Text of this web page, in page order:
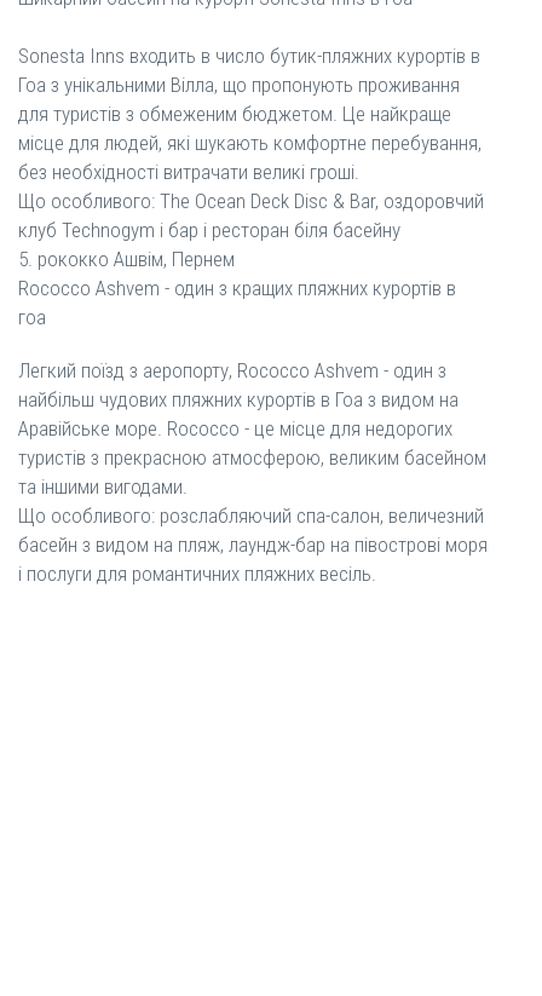
Sonesta Inns входить в число бутик-пляжних курортів в
Гоа з унікальними Вілла, що пропонують проживання
для туристів з обмеженим бюджетом. Це найкраще
місце для людей, які шукають комфортне перебування,
без необхідності витрачати великі гроші.
Що особливого: The Ocean Deck Disc & Bar, оздоровчий
клуб Technogym і бар і ресторан біля басейну
5. рококко Ашвім, Пернем
Rococco Ashvem - один з кращих пляжних курортів в
гоа
Легкий поїзд з аеропорту, Rococco Ashvem - один з
найбільш чудових пляжних курортів в Гоа з видом на
Аравійське море. Rococco - це місце для недорогих
туристів з прекрасною атмосферою, великим басейном
та іншими вигодами.
Що особливого: розслабляючий спа-салон, величезний
басейн з видом на пляж, лаундж-бар на півострові моря
і послуги для романтичних пляжних весіль.